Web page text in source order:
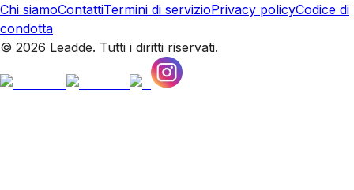
Chi siamoContattiTermini di servizioPrivacy policyCodice di
condotta
© 2026 Leadde. Tutti i diritti riservati.